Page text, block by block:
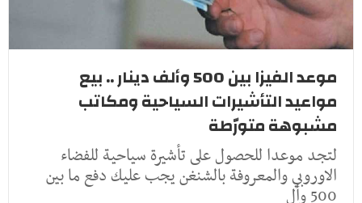
موعد الفيزا بين 500 وألف دينار .. بيع
مواعيد التأشيرات السياحية ومكاتب
مشبوهة متورّطة
لتجد موعدا للحصول على تأشيرة سياحية للفضاء
الاوروبي والمعروفة بالشنغن يجب عليك دفع ما بين
500 وأل